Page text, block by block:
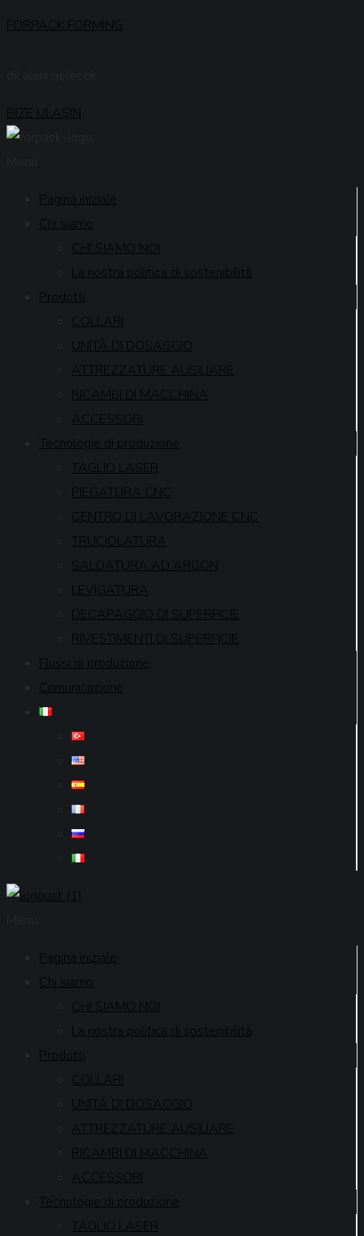
FORPACK FORMING
BİZE ULAŞIN
Pagina iniziale
Chi siamo
CHI SIAMO NOI
La nostra politica di sostenibilità
Prodotti
COLLARI
UNITÀ DI DOSAGGIO
ATTREZZATURE AUSILIARE
RICAMBI DI MACCHINA
ACCESSORI
Tecnologie di produzione
TAGLIO LASER
PIEGATURA CNC
CENTRO DI LAVORAZIONE CNC
TRUCIOLATURA
SALDATURA AD ARGON
LEVIGATURA
DECAPAGGIO DI SUPERFICIE
RIVESTIMENTI DI SUPERFICIE
Flussi di produzione
Comunicazione
Pagina iniziale
Chi siamo
CHI SIAMO NOI
La nostra politica di sostenibilità
Prodotti
COLLARI
UNITÀ DI DOSAGGIO
ATTREZZATURE AUSILIARE
RICAMBI DI MACCHINA
ACCESSORI
Tecnologie di produzione
TAGLIO LASER